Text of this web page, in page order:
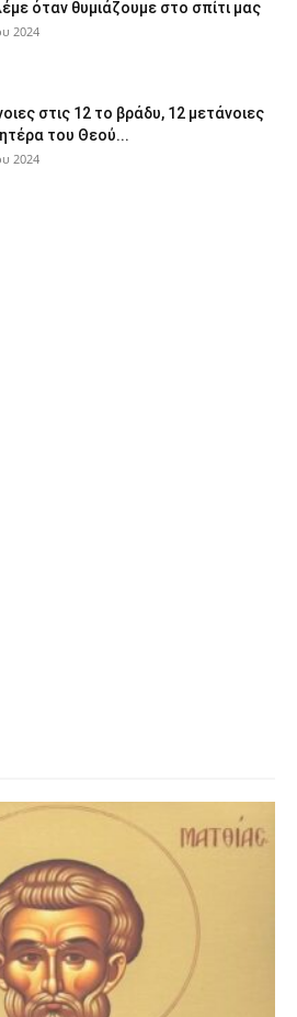
όταν θυμιάζουμε στο σπίτι μας
2024
στις 12 το βράδυ, 12 μετάνοιες
του Θεού...
2024